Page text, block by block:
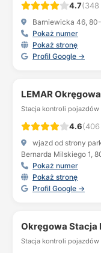
4.7(348
Barniewicka 46,
Pokaż numer
Pokaż stronę
Profil Google →
LEMAR
Stacja kontroli pojazdów
4.6
wjazd od strony
Bernarda Milskiego 1,
Pokaż numer
Pokaż stronę
Profil Google →
Okręgowa Stacja
Stacja kontroli pojazdów